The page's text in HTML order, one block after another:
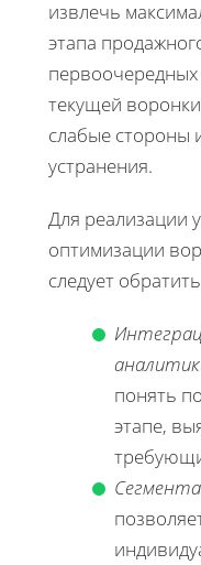
извлечь
этапа
первоочередных
текущей
слабые стороны
устранения.
Для реализации
оптимизации
следует
понять
этапе,